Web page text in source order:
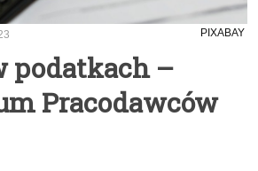
PIXABAY
podatkach –
Pracodawców